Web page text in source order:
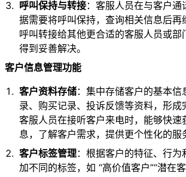
呼叫保持与转接：客服人员在与客户通
据需要将呼叫保持，查询相关信息后再
呼叫转接给其他更合适的客服人员或部
得到妥善解决。
客户信息管理功能
客户资料存储：集中存储客户的基本信
录、购买记录、投诉反馈等资料，形成
客服人员在接听客户来电时，能够快速
息，了解客户需求，提供更个性化的服
客户标签管理：根据客户的特征、行
加不同的标签，如 “高价值客户”“潜在